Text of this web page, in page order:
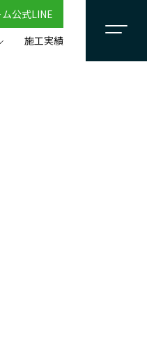
公式LINE
施工実績
×